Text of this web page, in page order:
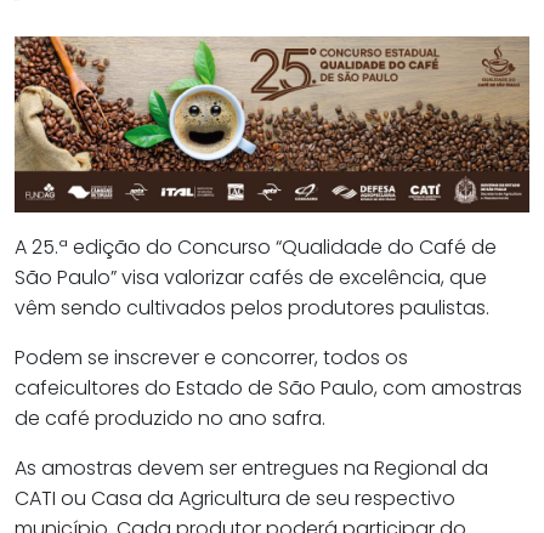
A 25.ª edição do Concurso “Qualidade do Café de
São Paulo” visa valorizar cafés de excelência, que
vêm sendo cultivados pelos produtores paulistas.
Podem se inscrever e concorrer, todos os
cafeicultores do Estado de São Paulo, com amostras
de café produzido no ano safra.
As amostras devem ser entregues na Regional da
CATI ou Casa da Agricultura de seu respectivo